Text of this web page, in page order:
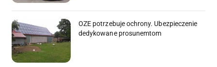
OZE potrzebuje ochrony. Ubezpieczenie
dedykowane prosunemtom